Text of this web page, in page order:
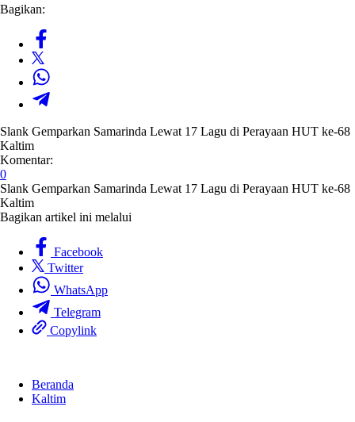
Bagikan:
Slank Gemparkan Samarinda Lewat 17 Lagu di Perayaan HUT ke-68
Kaltim
Komentar:
0
Slank Gemparkan Samarinda Lewat 17 Lagu di Perayaan HUT ke-68
Kaltim
Bagikan artikel ini melalui
Facebook
Twitter
WhatsApp
Telegram
Copylink
Beranda
Kaltim